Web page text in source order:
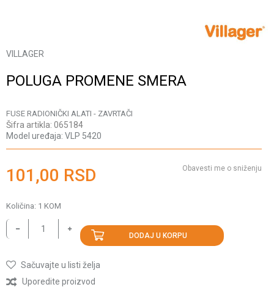
VILLAGER
POLUGA PROMENE SMERA
FUSE RADIONIČKI ALATI - ZAVRTAČI
Šifra artikla: 065184
Model uređaja: VLP 5420
101,00 RSD Obavesti me o sniženju
Količina: 1 KOM
DODAJ U KORPU
Sačuvajte u listi želja
Uporedite proizvod